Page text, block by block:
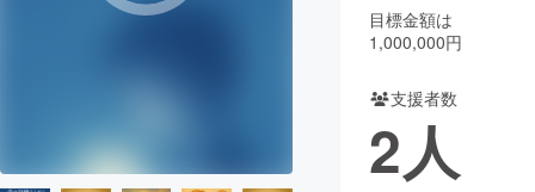
CAMPFIRE Creation
CAMPFIREふるさと納税
コミュニティ
目標金額は
1,000,000円
支援者数
2人